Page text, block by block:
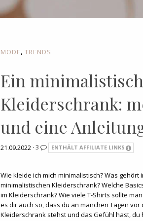
MODE, TRENDS
Ein
Kleiderschrank:
und eine
21.09.2022 · 3 ENTHÄLT AFFILIATE LINKS
Wie kleide ich mich minimalistisch? Was gehört
minimalistischen Kleiderschrank? Welche
im Kleiderschrank? Wie viele T-Shirts sollte
es dir auch so, dass du an manchen Tagen vor
Kleiderschrank stehst und das Gefühl hast, du